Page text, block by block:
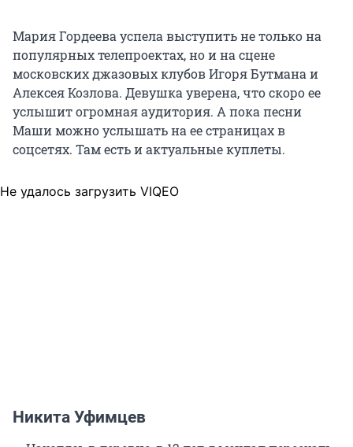
Мария Гордеева успела выступить не только на
популярных телепроектах, но и на сцене
московских джазовых клубов Игоря Бутмана и
Алексея Козлова. Девушка уверена, что скоро ее
услышит огромная аудитория. А пока песни
Маши можно услышать на ее страницах в
соцсетях. Там есть и актуальные куплеты.
Не удалось загрузить VIQEO
Никита Уфимцев